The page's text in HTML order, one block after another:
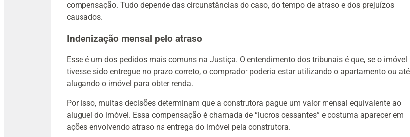
compensação. Tudo depende das circunstâncias do caso, do tempo de atraso e dos prejuízos
causados.
Indenização mensal pelo atraso
Esse é um dos pedidos mais comuns na Justiça. O entendimento dos tribunais é que, se o imóvel
tivesse sido entregue no prazo correto, o comprador poderia estar utilizando o apartamento ou até
alugando o imóvel para obter renda.
Por isso, muitas decisões determinam que a construtora pague um valor mensal equivalente ao
aluguel do imóvel. Essa compensação é chamada de “lucros cessantes” e costuma aparecer em
ações envolvendo atraso na entrega do imóvel pela construtora.